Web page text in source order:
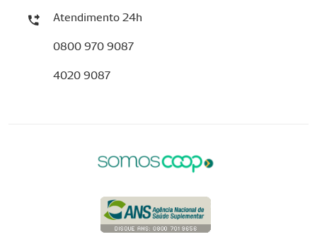
Atendimento 24h
0800 970 9087
4020 9087